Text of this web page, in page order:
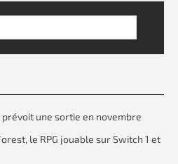
prévoit une sortie en novembre
le RPG jouable sur Switch 1 et